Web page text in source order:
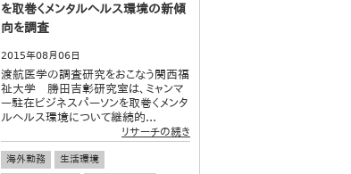
を取巻くメンタルヘルス環境の新傾
向を調査
2015年08月06日
渡航医学の調査研究をおこなう関西福
祉大学 勝田吉彰研究室は、ミャンマ
ー駐在ビジネスパーソンを取巻くメンタ
ルヘルス環境について継続的...
リサーチの続き
海外勤務
生活環境